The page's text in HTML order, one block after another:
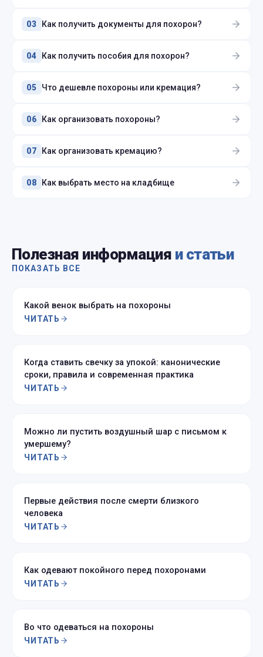
03 Как получить документы для похорон?
04 Как получить пособия для похорон?
05 Что дешевле похороны или кремация?
06 Как организовать похороны?
07 Как организовать кремацию?
08 Как выбрать место на кладбище
Полезная информация и статьи
ПОКАЗАТЬ ВСЕ
Какой венок выбрать на похороны
ЧИТАТЬ
Когда ставить свечку за упокой: канонические
сроки, правила и современная практика
ЧИТАТЬ
Можно ли пустить воздушный шар с письмом к
умершему?
ЧИТАТЬ
Первые действия после смерти близкого
человека
ЧИТАТЬ
Как одевают покойного перед похоронами
ЧИТАТЬ
Во что одеваться на похороны
ЧИТАТЬ